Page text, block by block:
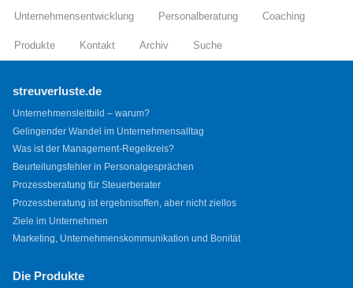
Unternehmensentwicklung Personalberatung Coaching
Produkte Kontakt Archiv Suche
streuverluste.de
Unternehmensleitbild – warum?
Gelingender Wandel im Unternehmensalltag
Was ist der Management-Regelkreis?
Beurteilungsfehler in Personalgesprächen
Prozessberatung für Steuerberater
Prozessberatung ist ergebnisoffen, aber nicht ziellos
Ziele im Unternehmen
Marketing, Unternehmenskommunikation und Bonität
Die Produkte